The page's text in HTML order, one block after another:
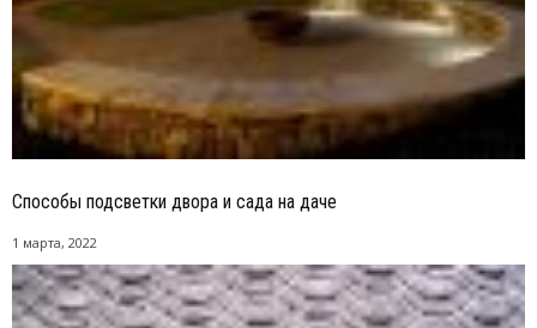
Способы подсветки двора и сада на даче
1 марта, 2022